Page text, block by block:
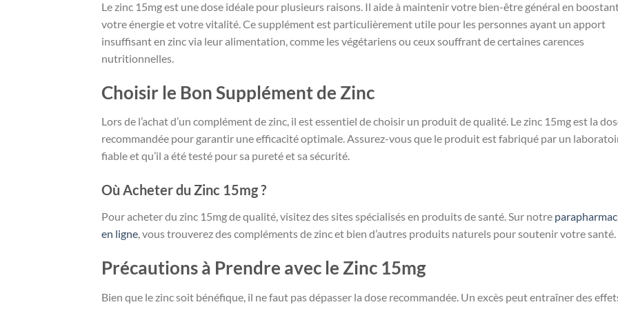
Le zinc 15mg est une dose idéale pour plusieurs raisons. Il aide à maintenir votre bien-être général en
votre énergie et votre vitalité. Ce supplément est particulièrement utile pour les personnes ayant un apport
insuffisant en zinc via leur alimentation, comme les végétariens ou ceux souffrant de certaines carences
nutritionnelles.
Choisir le Bon Supplément de Zinc
Lors de l’achat d’un complément de zinc, il est essentiel de choisir un produit de qualité. Le zinc 15mg est la
recommandée pour garantir une efficacité optimale. Assurez-vous que le produit est fabriqué par un
fiable et qu’il a été testé pour sa pureté et sa sécurité.
Où Acheter du Zinc 15mg ?
Pour acheter du zinc 15mg de qualité, visitez des sites spécialisés en produits de santé. Sur notre
en ligne, vous trouverez des compléments de zinc et bien d’autres produits naturels pour soutenir votre santé.
Précautions à Prendre avec le Zinc 15mg
Bien que le zinc soit bénéfique, il ne faut pas dépasser la dose recommandée. Un excès peut entraîner des